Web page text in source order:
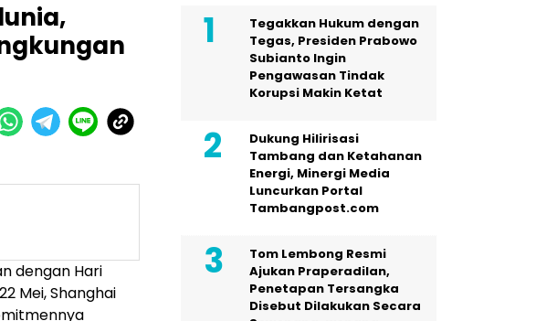
dengan Hari
Mei, Shanghai
Tegakkan Hukum dengan
Tegas, Presiden Prabowo
Subianto Ingin
Pengawasan Tindak
Korupsi Makin Ketat
Dukung Hilirisasi
Tambang dan Ketahanan
Energi, Minergi Media
Luncurkan Portal
Tambangpost.com
Tom Lembong Resmi
Ajukan Praperadilan,
Penetapan Tersangka
Disebut Dilakukan Secara